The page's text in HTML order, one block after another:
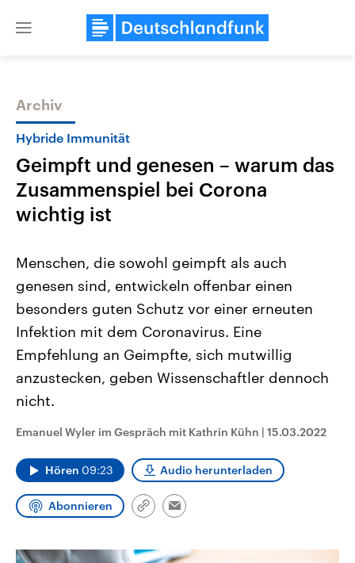
Close
Themen
Aktuelle Beiträge, Analysen und
Hintergründe
Wirtschaftlich und militärisch
gehören die Vereinigten Staaten zu
den mächtigsten Ländern der Erde,
mit großem Einfluss auf das
aktuelle Weltgeschehen.
Aktuelle Lage und
Der Überfall der
Terrororganisation Hamas
Oktober 2023 auf Israel
Region wieder die Gewalt
Israel möchte die Hamas
Diese wird wie die
Libanon vom Iran
Sendungen
Audio-Archiv
Archiv
Hybride Immunität
Geimpft und genesen – warum das
Zusammenspiel bei Corona
wichtig ist
Menschen, die sowohl geimpft als auch
genesen sind, entwickeln offenbar einen
besonders guten Schutz vor einer erneuten
Infektion mit dem Coronavirus. Eine
Empfehlung an Geimpfte, sich mutwillig
anzustecken, geben Wissenschaftler dennoch
nicht.
Emanuel Wyler im Gespräch mit Kathrin Kühn | 15.03.2022
Hören 09:23 Audio herunterladen
Abonnieren
Link
Email